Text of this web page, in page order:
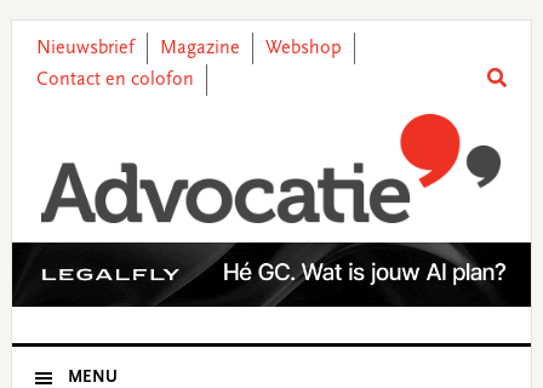
primary
main
primary
footer
Nieuwsbrief Magazine
Webshop
Contact en colofon
MENU